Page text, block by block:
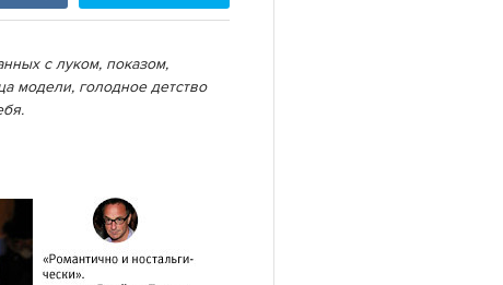
с луком, показом,
модели, голодное детство